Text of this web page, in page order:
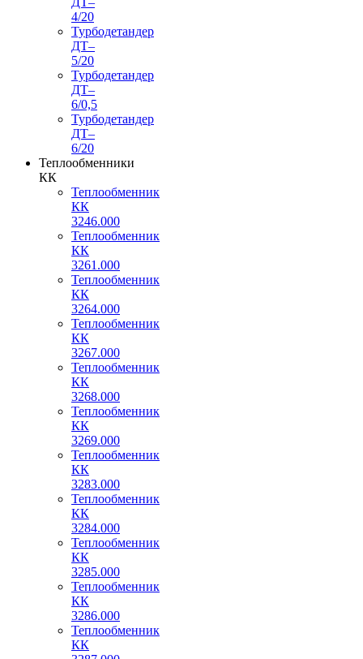
4/20
Турбодетандер
ДТ–
5/20
Турбодетандер
ДТ–
6/0,5
Турбодетандер
ДТ–
6/20
Теплообменники
КК
Теплообменник
КК
3246.000
Теплообменник
КК
3261.000
Теплообменник
КК
3264.000
Теплообменник
КК
3267.000
Теплообменник
КК
3268.000
Теплообменник
КК
3269.000
Теплообменник
КК
3283.000
Теплообменник
КК
3284.000
Теплообменник
КК
3285.000
Теплообменник
КК
3286.000
Теплообменник
КК